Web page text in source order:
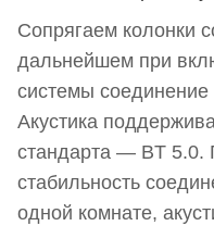
Сопрягаем колонки
дальнейшем при
системы соединение
Акустика
стандарта — BT 5.0.
стабильность
одной комнате,